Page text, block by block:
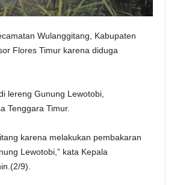
Wulanggitang, Kabupaten
Flores Timur karena diduga
lereng Gunung Lewotobi,
Tenggara Timur.
karena melakukan pembakaran
Lewotobi,” kata Kepala
9).